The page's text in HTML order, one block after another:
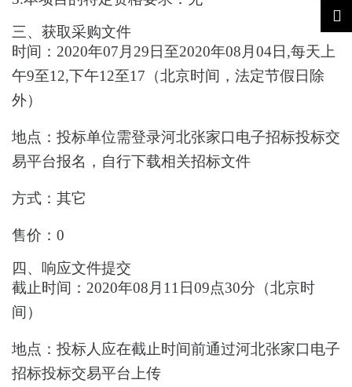
三、 获取采购文件
时间： 2020年07月29日至2020年08月04日,每天上
午9至12,下午12至17 （北京时间，法定节假日除
外）
地点： 投标单位需登录河北张家口电子招标投标交
易平台报名，自行下载相关招标文件
方式： 其它
售价： 0
四、 响应文件提交
截止时间： 2020年08月11日09点30分 （北京时
间）
地点： 投标人应在截止时间前通过河北张家口电子
招标投标交易平台上传